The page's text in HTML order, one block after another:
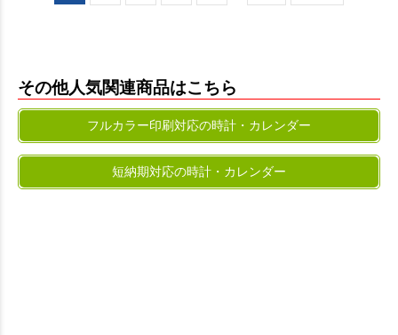
その他人気関連商品はこちら
フルカラー印刷対応の時計・カレンダー
短納期対応の時計・カレンダー